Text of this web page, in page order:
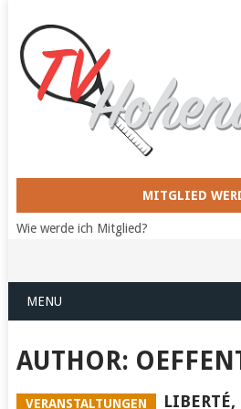
MITGLIED
Wie werde ich Mitglied?
MENU
AUTHOR:
VERANSTALTUNGEN LIBERTÉ,